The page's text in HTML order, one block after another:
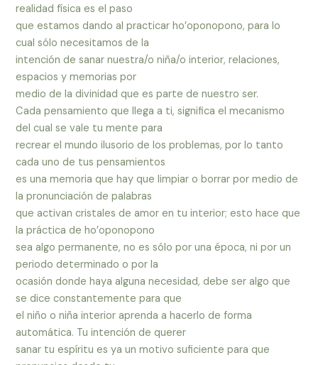
realidad física es el paso
que estamos dando al practicar ho’oponopono, para lo
cual sólo necesitamos de la
intención de sanar nuestra/o niña/o interior, relaciones,
espacios y memorias por
medio de la divinidad que es parte de nuestro ser.
Cada pensamiento que llega a ti, significa el mecanismo
del cual se vale tu mente para
recrear el mundo ilusorio de los problemas, por lo tanto
cada uno de tus pensamientos
es una memoria que hay que limpiar o borrar por medio de
la pronunciación de palabras
que activan cristales de amor en tu interior; esto hace que
la práctica de ho’oponopono
sea algo permanente, no es sólo por una época, ni por un
periodo determinado o por la
ocasión donde haya alguna necesidad, debe ser algo que
se dice constantemente para que
el niño o niña interior aprenda a hacerlo de forma
automática. Tu intención de querer
sanar tu espíritu es ya un motivo suficiente para que